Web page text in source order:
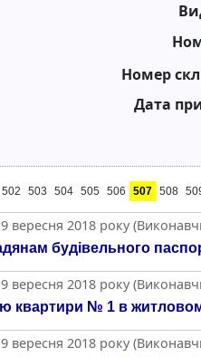
Номер
Дата
502 503 504 505 506 507 508
вересня 2018 року
будівельного
вересня 2018 року
квартири № 1 в
вересня 2018 року